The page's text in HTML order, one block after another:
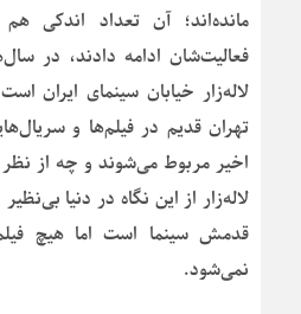
مانده‌اند؛ آن تعداد اندکی
فعالیت‌شان ادامه دادند، در
لاله‌زار خیابان سینمای ایران
تهران قدیم در فیلم‌ها و
اخیر مربوط می‌شوند و چه از نظر
لاله‌زار از این نگاه در دنیا
قدمش سینما است اما هیچ
نمی‌شود.